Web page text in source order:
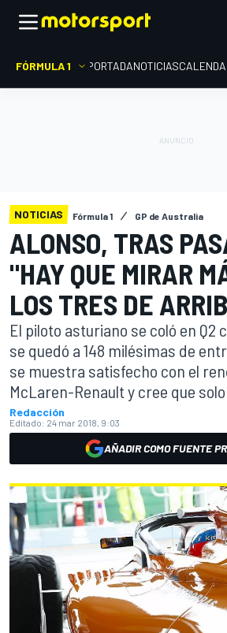
FÓRMULA 1 PORTADANOTICIAS
NOTICIAS Fórmula 1 GP de Australia
ALONSO, TRAS
"HAY QUE MIRAR
LOS TRES DE
El piloto asturiano se coló en Q2
se quedó a 148 milésimas de
se muestra satisfecho con el
McLaren-Renault y cree que
Redacción
Editado: 24 mar 2018, 9:03
AÑADIR COMO FUENTE